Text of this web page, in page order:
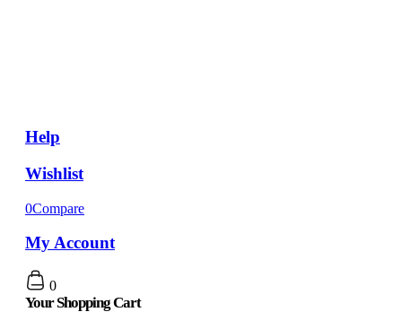
Help
Wishlist
0Compare
My Account
0
Your Shopping Cart